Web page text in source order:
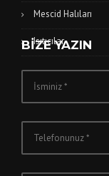
Mescid Halıları
Isıtıcılar
BIZE YAZIN